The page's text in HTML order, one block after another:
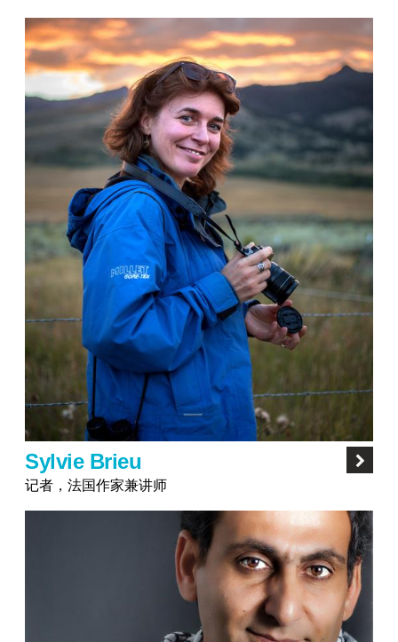
Sylvie Brieu
记者，法国作家兼讲师